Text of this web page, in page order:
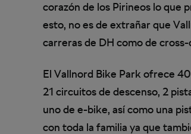
corazón de los Pirineos lo que
esto, no es de extrañar que
carreras de DH como de
El Vallnord Bike Park ofrece
21 circuitos de descenso, 2
uno de e-bike, así como una
con toda la familia ya que